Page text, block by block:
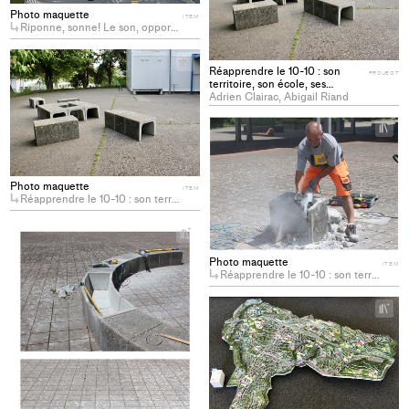
Photo maquette
Riponne, sonne! Le son, opportunité et alternative pour l’aménagement de l’espace public
ITEM
Réapprendre le 10-10 : son
territoire, son école, ses
habitants
Adrien Clairac, Abigail Riand
PROJECT
Photo maquette
Réapprendre le 10-10 : son territoire, son école, ses habitants
ITEM
+
Add
project
to
collections
Photo maquette
Réapprendre le 10-10 : son territoire, son école, ses habitants
ITEM
+
Add
to
+
project
collections
+
Add
to